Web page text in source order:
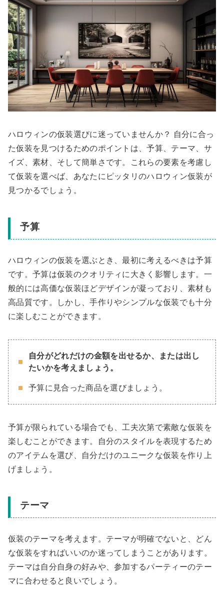
ハロウィンの仮装選びに迷っていませんか？ 自分に合っ
た仮装を見つけるためのポイントは、予算、テーマ、サ
イズ、素材、そして簡単さです。これらの要素を考慮し
て仮装を選べば、あなたにピッタリのハロウィン仮装が
見つかるでしょう。
予算
ハロウィンの仮装を選ぶとき、最初に考えるべきは予算
です。予算は仮装のクオリティに大きく影響します。一
般的には高価な仮装ほどデザインが凝っており、素材も
高品質です。しかし、手作りやシンプルな仮装でも十分
に楽しむことができます。
自分がどれだけの金額を出せるか、または出し
たいかを考えましょう。
予算に見合った商品を選びましょう。
予算が限られている場合でも、工夫次第で素敵な仮装を
楽しむことができます。自分のスタイルを表現するため
のアイテムを選び、自分だけのユニークな仮装を作り上
げましょう。
テーマ
仮装のテーマを考えます。テーマが明確でないと、どん
な仮装をすればいいのか迷ってしまうことがあります。
テーマは自分自身の好みや、参加するパーティーのテー
マに合わせると良いでしょう。